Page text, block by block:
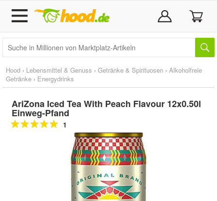
Hood › Lebensmittel & Genuss › Getränke & Spirituosen › Alkoholfreie
Getränke › Energydrinks
AriZona Iced Tea With Peach Flavour 12x0.50l
Einweg-Pfand
1